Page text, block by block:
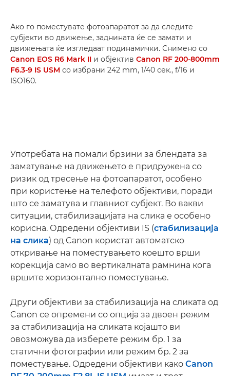
Ако го поместувате фотоапаратот за да следите
субјекти во движење, заднината ќе се замати и
движењата ќе изгледаат подинамички. Снимено со
Canon EOS R6 Mark II и објектив Canon RF 200-800mm
F6.3-9 IS USM со избрани 242 mm, 1/40 сек., f/16 и
ISO160.
Употребата на помали брзини за блендата за
заматување на движењето е придружена со
ризик од тресење на фотоапаратот, особено
при користење на телефото објективи, поради
што се заматува и главниот субјект. Во вакви
ситуации, стабилизацијата на слика е особено
корисна. Одредени објективи IS (стабилизација
на слика) од Canon користат автоматско
откривање на поместувањето коешто врши
корекција само во вертикалната рамнина кога
вршите хоризонтално поместување.
Други објективи за стабилизација на сликата од
Canon се опремени со опција за двоен режим
за стабилизација на сликата којашто ви
овозможува да изберете режим бр. 1 за
статични фотографии или режим бр. 2 за
поместување. Одредени објективи како Canon